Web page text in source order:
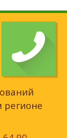
регионе